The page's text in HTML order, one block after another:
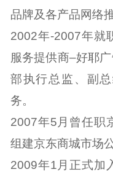
品牌及各产品网络
2002年-2007年就
服务提供商–好耶
部执行总监、副
务。
2007年5月曾任职
组建京东商城市场
2009年1月正式加